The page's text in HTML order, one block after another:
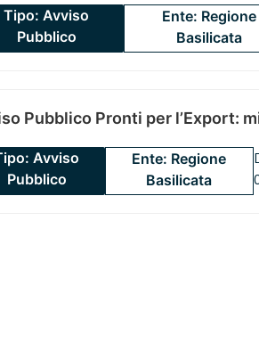
Tipo: Avviso
Pubblico
Ente: Regione
Basilicata
Pubblico Pronti per l’Export:
Avviso
Pubblico
Ente: Regione
Basilicata